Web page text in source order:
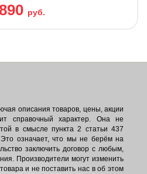
руб.
описания товаров, цены, акции
справочный характер. Она не
в смысле пункта 2 статьи 437
Это означает, что мы не берём на
заключить договор с любым,
Производители могут изменить
и не поставить нас в об этом